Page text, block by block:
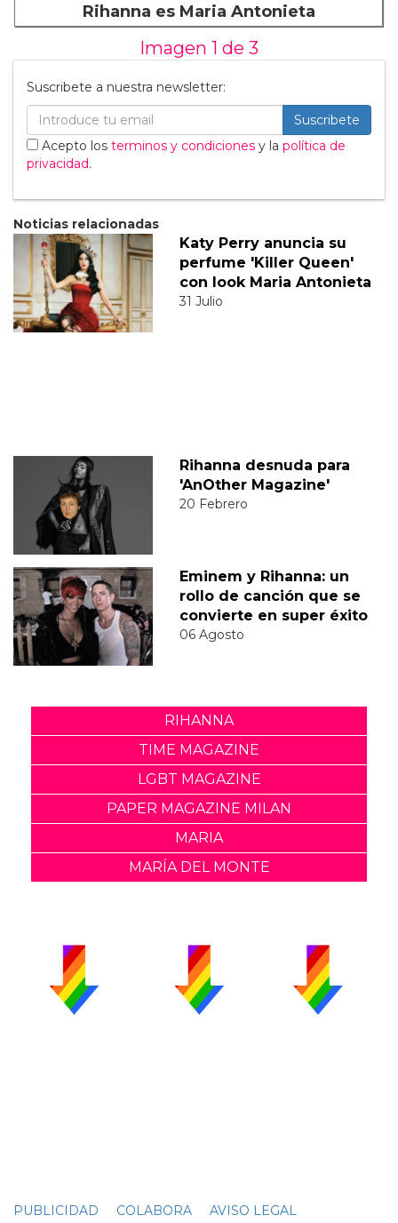
Rihanna es Maria Antonieta
Imagen 1 de 3
Suscribete a nuestra newsletter:
Suscribete
Acepto los terminos y condiciones y la política de
privacidad.
Noticias relacionadas
Katy Perry anuncia su
perfume 'Killer Queen'
con look Maria Antonieta
31 Julio
Rihanna desnuda para
'AnOther Magazine'
20 Febrero
Eminem y Rihanna: un
rollo de canción que se
convierte en super éxito
06 Agosto
RIHANNA
TIME MAGAZINE
LGBT MAGAZINE
PAPER MAGAZINE MILAN
MARIA
MARÍA DEL MONTE
PUBLICIDAD COLABORA AVISO LEGAL